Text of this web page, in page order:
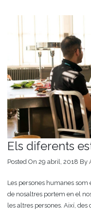
Els diferents
Posted On 29 abril, 2018 By
Les persones humanes som
de nosaltres portem en el
les altres persones. Així,